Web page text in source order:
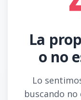
La
o no
Lo
buscando